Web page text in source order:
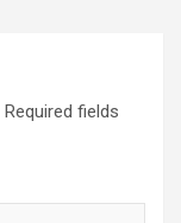
Required fields